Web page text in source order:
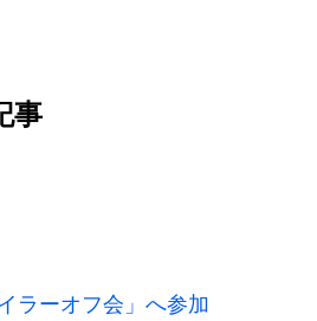
事
ラーオフ会」へ参加